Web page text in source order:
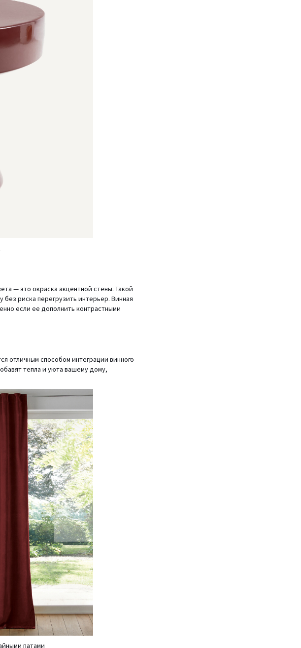
— это окраска акцентной стены. Такой
без риска перегрузить интерьер. Винная
если ее дополнить контрастными
отличным способом интеграции винного
тепла и уюта вашему дому,
патами